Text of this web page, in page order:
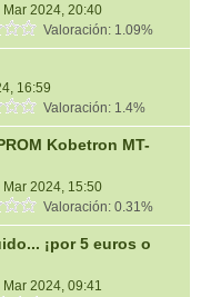
Mar 2024, 20:40
Valoración: 1.09%
16:59
Valoración: 1.4%
Kobetron MT-
Mar 2024, 15:50
Valoración: 0.31%
¡por 5 euros o
Mar 2024, 09:41